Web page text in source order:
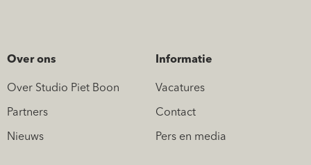
Over ons
Over Studio Piet Boon
Partners
Nieuws
Informatie
Vacatures
Contact
Pers en media